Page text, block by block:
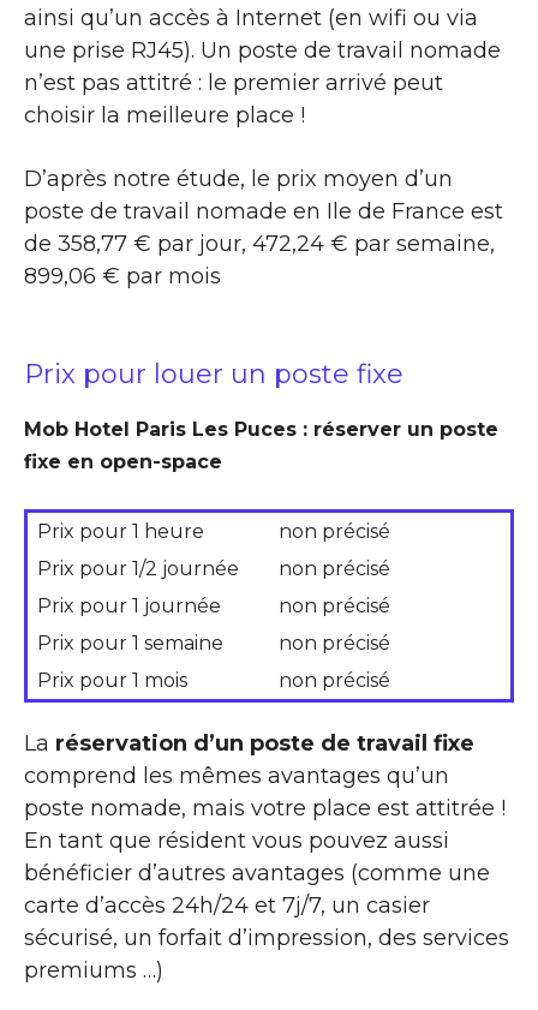
ainsi qu’un accès à Internet (en wifi ou via
une prise RJ45). Un poste de travail nomade
n’est pas attitré : le premier arrivé peut
choisir la meilleure place !
D’après notre étude, le prix moyen d’un
poste de travail nomade en Ile de France est
de 358,77 € par jour, 472,24 € par semaine,
899,06 € par mois
Prix pour louer un poste fixe
Mob Hotel Paris Les Puces : réserver un poste
fixe en open-space
Prix pour 1 heure
non précisé
Prix pour 1/2 journée
non précisé
Prix pour 1 journée
non précisé
Prix pour 1 semaine
non précisé
Prix pour 1 mois
non précisé
La réservation d’un poste de travail fixe
comprend les mêmes avantages qu’un
poste nomade, mais votre place est attitrée !
En tant que résident vous pouvez aussi
bénéficier d’autres avantages (comme une
carte d’accès 24h/24 et 7j/7, un casier
sécurisé, un forfait d’impression, des services
premiums …)